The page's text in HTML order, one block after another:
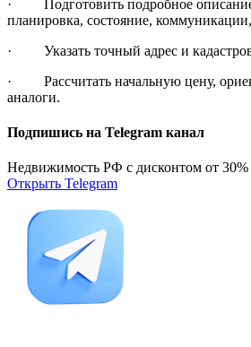
· Подготовить подробное
планировка, состояние,
· Указать точный адрес и
· Рассчитать начальную цену,
аналоги.
Подпишись на Telegram канал
Недвижимость РФ с дисконтом от 30%
Открыть Telegram